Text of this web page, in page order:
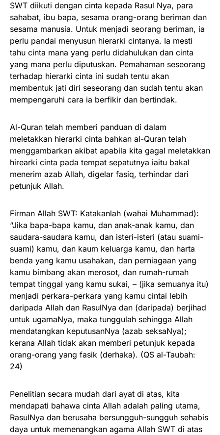
SWT diikuti dengan cinta kepada Rasul Nya, para
sahabat, ibu bapa, sesama orang-orang beriman dan
sesama manusia. Untuk menjadi seorang beriman, ia
perlu pandai menyusun hierarki cintanya. Ia mesti
tahu cinta mana yang perlu didahulukan dan cinta
yang mana perlu diputuskan. Pemahaman seseorang
terhadap hierarki cinta ini sudah tentu akan
membentuk jati diri seseorang dan sudah tentu akan
mempengaruhi cara ia berfikir dan bertindak.
Al-Quran telah memberi panduan di dalam
meletakkan hierarki cinta bahkan al-Quran telah
menggambarkan akibat apabila kita gagal meletakkan
hirearki cinta pada tempat sepatutnya iaitu bakal
menerim azab Allah, digelar fasiq, terhindar dari
petunjuk Allah.
Firman Allah SWT: Katakanlah (wahai Muhammad):
“Jika bapa-bapa kamu, dan anak-anak kamu, dan
saudara-saudara kamu, dan isteri-isteri (atau suami-
suami) kamu, dan kaum keluarga kamu, dan harta
benda yang kamu usahakan, dan perniagaan yang
kamu bimbang akan merosot, dan rumah-rumah
tempat tinggal yang kamu sukai, – (jika semuanya itu)
menjadi perkara-perkara yang kamu cintai lebih
daripada Allah dan RasulNya dan (daripada) berjihad
untuk ugamaNya, maka tunggulah sehingga Allah
mendatangkan keputusanNya (azab seksaNya);
kerana Allah tidak akan memberi petunjuk kepada
orang-orang yang fasik (derhaka). (QS al-Taubah:
24)
Penelitian secara mudah dari ayat di atas, kita
mendapati bahawa cinta Allah adalah paling utama,
RasulNya dan berusaha bersungguh-sungguh sehabis
daya untuk memenangkan agama Allah SWT di atas